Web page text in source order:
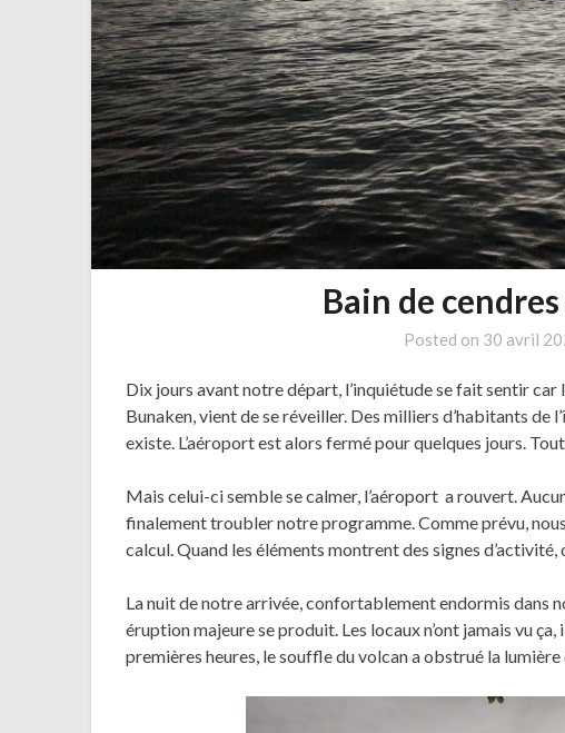
Bain de
Posted on 30 avril
Dix jours avant notre départ, l’inquiétude se fait sentir car
Bunaken, vient de se réveiller. Des milliers d’habitants de
existe. L’aéroport est alors fermé pour quelques jours.
Mais celui-ci semble se calmer, l’aéroport a rouvert.
finalement troubler notre programme. Comme prévu,
calcul. Quand les éléments montrent des signes
La nuit de notre arrivée, confortablement endormis dans
éruption majeure se produit. Les locaux n’ont jamais vu
premières heures, le souffle du volcan a obstrué la